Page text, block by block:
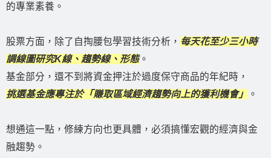
的專業素養。
股票方面，除了自掏腰包學習技術分析， 每天花至少三小時
調線圖研究K線、趨勢線、形態。
基金部分，還不到將資金押注於過度保守商品的年紀時，
挑選基金應專注於「賺取區域經濟趨勢向上的獲利機會」
。
想通這一點，修練方向也更具體，必須搞懂宏觀的經濟與金
融趨勢。